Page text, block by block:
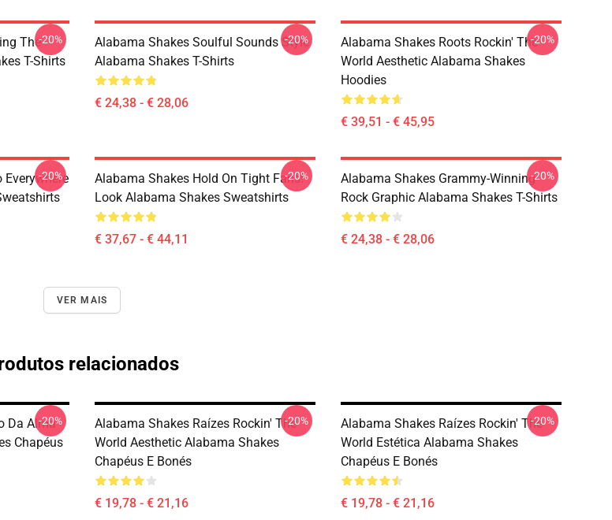
The
T-Shirts
-20%
Alabama Shakes Soulful Sounds Style
Alabama Shakes T-Shirts
€ 24,38 - € 28,06
-20%
Alabama Shakes Roots Rockin' The
World Aesthetic Alabama Shakes
Hoodies
€ 39,51 - € 45,95
-20%
Everywhere
-20%
Alabama Shakes Hold On Tight Fans!
Look Alabama Shakes Sweatshirts
€ 37,67 - € 44,11
-20%
Alabama Shakes Grammy-Winning
Rock Graphic Alabama Shakes T-Shirts
€ 24,38 - € 28,06
-20%
VER MAIS
relacionados
Da Alma
Chapéus
-20%
Alabama Shakes Raízes Rockin' The
World Aesthetic Alabama Shakes
Chapéus E Bonés
€ 19,78 - € 21,16
-20%
Alabama Shakes Raízes Rockin' The
World Estética Alabama Shakes
Chapéus E Bonés
€ 19,78 - € 21,16
-20%